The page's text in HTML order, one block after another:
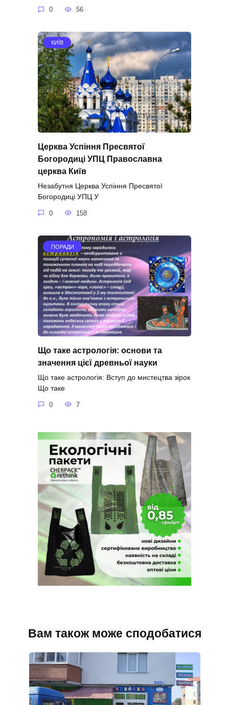
0 56
КИЇВ
Церква Успіння Пресвятої
Богородиці УПЦ Православна
церква Київ
Незабутня Церква Успіння Пресвятої
Богородиці УПЦ У
0 158
ПОРАДИ
Що таке астрологія: основи та
значення цієї древньої науки
Що таке астрологія: Вступ до мистецтва зірок
Що таке
0 7
Вам також може сподобатися